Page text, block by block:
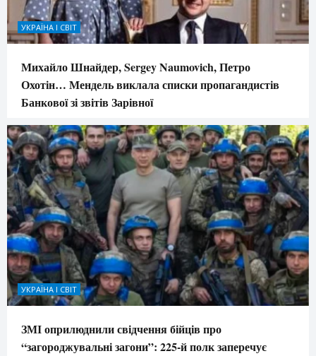
УКРАЇНА І СВІТ
Михайло Шнайдер, Sergey Naumovich, Петро
Охотін… Мендель виклала списки пропагандистів
Банкової зі звітів Зарівної
УКРАЇНА І СВІТ
ЗМІ оприлюднили свідчення бійців про
“загороджувальні загони”: 225-й полк заперечує